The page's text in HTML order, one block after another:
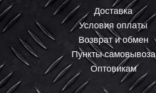
Доставка
Условия оплаты
Возврат и обмен
Пункты самовывоза
Оптовикам